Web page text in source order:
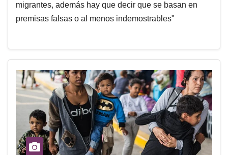
migrantes, además hay que decir que se basan en
premisas falsas o al menos indemostrables"